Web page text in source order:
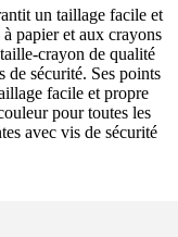
un taillage facile et
papier et aux crayons
crayon de qualité
de sécurité. Ses points
facile et propre
pour toutes les
avec vis de sécurité